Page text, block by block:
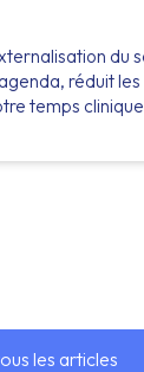
du
réduit les
temps
les articles